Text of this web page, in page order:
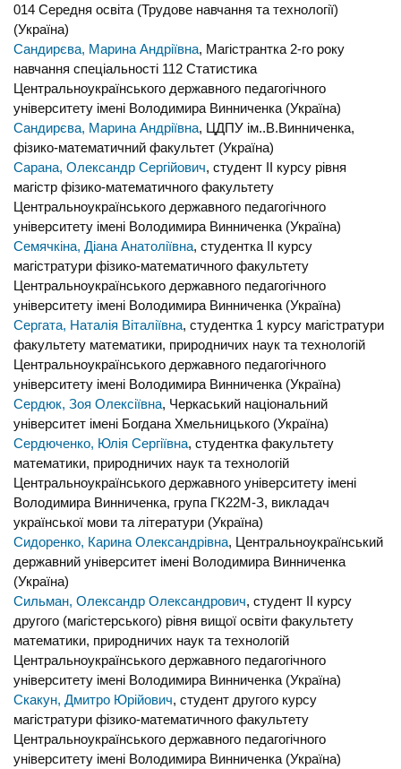
014 Середня освіта (Трудове навчання та технології)
(Україна)
Сандирєва, Марина Андріївна, Магістрантка 2-го року
навчання спеціальності 112 Статистика
Центральноукраїнського державного педагогічного
університету імені Володимира Винниченка (Україна)
Сандирєва, Марина Андріївна, ЦДПУ ім..В.Винниченка,
фізико-математичний факультет (Україна)
Сарана, Олександр Сергійович, студент II курсу рівня
магістр фізико-математичного факультету
Центральноукраїнського державного педагогічного
університету імені Володимира Винниченка (Україна)
Семячкіна, Діана Анатоліївна, студентка ІІ курсу
магістратури фізико-математичного факультету
Центральноукраїнського державного педагогічного
університету імені Володимира Винниченка (Україна)
Сергата, Наталія Віталіївна, студентка 1 курсу магістратури
факультету математики, природничих наук та технологій
Центральноукраїнського державного педагогічного
університету імені Володимира Винниченка (Україна)
Сердюк, Зоя Олексіївна, Черкаський національний
університет імені Богдана Хмельницького (Україна)
Сердюченко, Юлія Сергіївна, студентка факультету
математики, природничих наук та технологій
Центральноукраїнського державного університету імені
Володимира Винниченка, група ГК22М-З, викладач
української мови та літератури (Україна)
Сидоренко, Карина Олександрівна, Центральноукраїнський
державний університет імені Володимира Винниченка
(Україна)
Сильман, Олександр Олександрович, студент II курсу
другого (магістерського) рівня вищої освіти факультету
математики, природничих наук та технологій
Центральноукраїнського державного педагогічного
університету імені Володимира Винниченка (Україна)
Скакун, Дмитро Юрійович, студент другого курсу
магістратури фізико-математичного факультету
Центральноукраїнського державного педагогічного
університету імені Володимира Винниченка (Україна)